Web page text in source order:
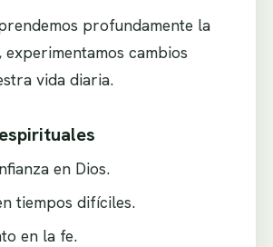
profundamente la
experimentamos cambios
vida diaria.
en Dios.
tiempos difíciles.
en la fe.